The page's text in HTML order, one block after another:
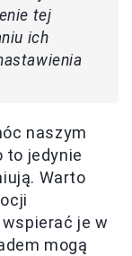
tej
ich
naszym
to jedynie
Warto
je w
mogą